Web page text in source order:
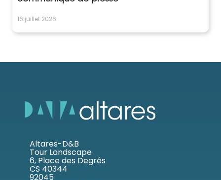
16 juillet 2026
Altares-D&B
Tour Landscape
6, Place des Degrés
CS 40344
92045